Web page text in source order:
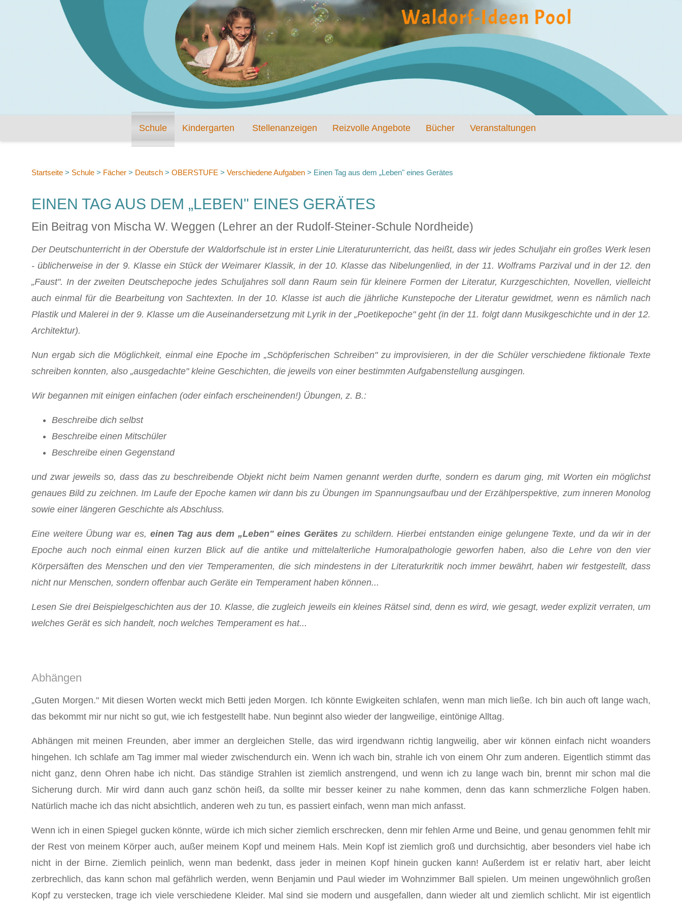
Schule Kindergarten Stellenanzeigen Reizvolle Angebote Bücher Veranstaltungen
Startseite > Schule > Fächer > Deutsch > OBERSTUFE > Verschiedene Aufgaben > Einen Tag aus dem „Leben" eines Gerätes
EINEN TAG AUS DEM „LEBEN" EINES GERÄTES
Ein Beitrag von Mischa W. Weggen (Lehrer an der Rudolf-Steiner-Schule Nordheide)
Der Deutschunterricht in der Oberstufe der Waldorfschule ist in erster Linie Literaturunterricht, das heißt, dass wir jedes Schuljahr ein großes Werk lesen
- üblicherweise in der 9. Klasse ein Stück der Weimarer Klassik, in der 10. Klasse das Nibelungenlied, in der 11. Wolframs Parzival und in der 12. den
„Faust". In der zweiten Deutschepoche jedes Schuljahres soll dann Raum sein für kleinere Formen der Literatur, Kurzgeschichten, Novellen, vielleicht
auch einmal für die Bearbeitung von Sachtexten. In der 10. Klasse ist auch die jährliche Kunstepoche der Literatur gewidmet, wenn es nämlich nach
Plastik und Malerei in der 9. Klasse um die Auseinandersetzung mit Lyrik in der „Poetikepoche" geht (in der 11. folgt dann Musikgeschichte und in der 12.
Architektur).
Nun ergab sich die Möglichkeit, einmal eine Epoche im „Schöpferischen Schreiben" zu improvisieren, in der die Schüler verschiedene fiktionale Texte
schreiben konnten, also „ausgedachte" kleine Geschichten, die jeweils von einer bestimmten Aufgabenstellung ausgingen.
Wir begannen mit einigen einfachen (oder einfach erscheinenden!) Übungen, z. B.:
Beschreibe dich selbst
Beschreibe einen Mitschüler
Beschreibe einen Gegenstand
und zwar jeweils so, dass das zu beschreibende Objekt nicht beim Namen genannt werden durfte, sondern es darum ging, mit Worten ein möglichst
genaues Bild zu zeichnen. Im Laufe der Epoche kamen wir dann bis zu Übungen im Spannungsaufbau und der Erzählperspektive, zum inneren Monolog
sowie einer längeren Geschichte als Abschluss.
Eine weitere Übung war es, einen Tag aus dem „Leben" eines Gerätes zu schildern. Hierbei entstanden einige gelungene Texte, und da wir in der
Epoche auch noch einmal einen kurzen Blick auf die antike und mittelalterliche Humoralpathologie geworfen haben, also die Lehre von den vier
Körpersäften des Menschen und den vier Temperamenten, die sich mindestens in der Literaturkritik noch immer bewährt, haben wir festgestellt, dass
nicht nur Menschen, sondern offenbar auch Geräte ein Temperament haben können...
Lesen Sie drei Beispielgeschichten aus der 10. Klasse, die zugleich jeweils ein kleines Rätsel sind, denn es wird, wie gesagt, weder explizit verraten, um
welches Gerät es sich handelt, noch welches Temperament es hat...
Abhängen
„Guten Morgen." Mit diesen Worten weckt mich Betti jeden Morgen. Ich könnte Ewigkeiten schlafen, wenn man mich ließe. Ich bin auch oft lange wach,
das bekommt mir nur nicht so gut, wie ich festgestellt habe. Nun beginnt also wieder der langweilige, eintönige Alltag.
Abhängen mit meinen Freunden, aber immer an dergleichen Stelle, das wird irgendwann richtig langweilig, aber wir können einfach nicht woanders
hingehen. Ich schlafe am Tag immer mal wieder zwischendurch ein. Wenn ich wach bin, strahle ich von einem Ohr zum anderen. Eigentlich stimmt das
nicht ganz, denn Ohren habe ich nicht. Das ständige Strahlen ist ziemlich anstrengend, und wenn ich zu lange wach bin, brennt mir schon mal die
Sicherung durch. Mir wird dann auch ganz schön heiß, da sollte mir besser keiner zu nahe kommen, denn das kann schmerzliche Folgen haben.
Natürlich mache ich das nicht absichtlich, anderen weh zu tun, es passiert einfach, wenn man mich anfasst.
Wenn ich in einen Spiegel gucken könnte, würde ich mich sicher ziemlich erschrecken, denn mir fehlen Arme und Beine, und genau genommen fehlt mir
der Rest von meinem Körper auch, außer meinem Kopf und meinem Hals. Mein Kopf ist ziemlich groß und durchsichtig, aber besonders viel habe ich
nicht in der Birne. Ziemlich peinlich, wenn man bedenkt, dass jeder in meinen Kopf hinein gucken kann! Außerdem ist er relativ hart, aber leicht
zerbrechlich, das kann schon mal gefährlich werden, wenn Benjamin und Paul wieder im Wohnzimmer Ball spielen. Um meinen ungewöhnlich großen
Kopf zu verstecken, trage ich viele verschiedene Kleider. Mal sind sie modern und ausgefallen, dann wieder alt und ziemlich schlicht. Mir ist eigentlich